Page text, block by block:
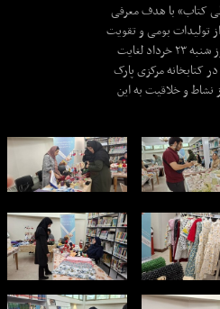
کتاب» با هدف معرفی
تولیدات بومی و تقویت
پیوند میان فرهنگ، هنر و خلاقیت از امروز شنبه ۲۳ خرداد لغایت
یکشنبه ۲۵ خرداد ماه از ساعت ۱۰ الی ۱۸ در کتابخانه مرکزی پارک
نشاط و خلاقیت به این